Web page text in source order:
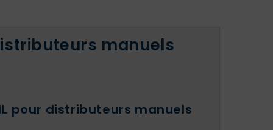
manuels
pour distributeurs manuels